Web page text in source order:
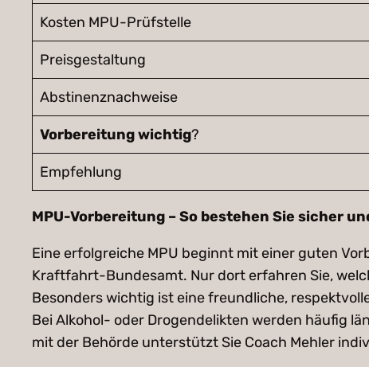
Kosten MPU-Prüfstelle
Preisgestaltung
Abstinenznachweise
Vorbereitung wichtig?
Empfehlung
MPU-Vorbereitung – So bestehen Sie sicher
Eine erfolgreiche MPU beginnt mit einer guten
Kraftfahrt-Bundesamt. Nur dort erfahren Sie,
Besonders wichtig ist eine freundliche,
Bei Alkohol- oder Drogendelikten werden häufig
mit der Behörde unterstützt Sie Coach Mehler